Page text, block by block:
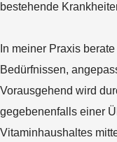
bestehende
In meiner Praxis
Bedürfnissen,
Vorausgehend wird
gegebenenfalls einer
Vitaminhaushaltes